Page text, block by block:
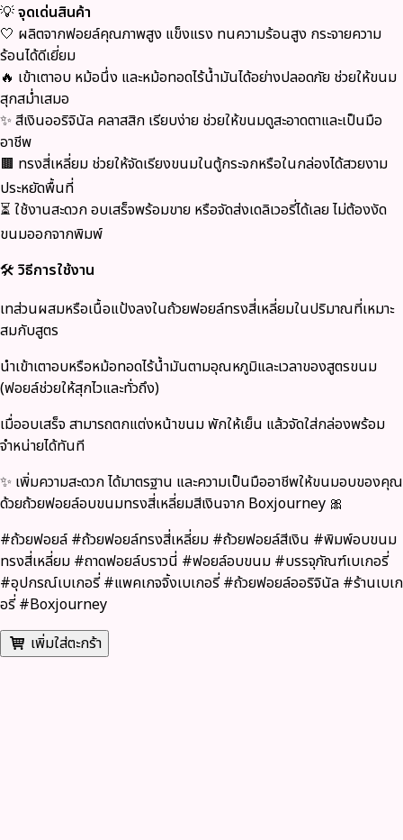
💡จุดเด่นสินค้า
🤍 ผลิตจากฟอยล์คุณภาพสูง แข็งแรง ทนความร้อนสูง กระจายความ
ร้อนได้ดีเยี่ยม
🔥 เข้าเตาอบ หม้อนึ่ง และหม้อทอดไร้น้ำมันได้อย่างปลอดภัย ช่วยให้ขนม
สุกสม่ำเสมอ
✨ สีเงินออริจินัล คลาสสิก เรียบง่าย ช่วยให้ขนมดูสะอาดตาและเป็นมือ
อาชีพ
🟫 ทรงสี่เหลี่ยม ช่วยให้จัดเรียงขนมในตู้กระจกหรือในกล่องได้สวยงาม
ประหยัดพื้นที่
⏳ ใช้งานสะดวก อบเสร็จพร้อมขาย หรือจัดส่งเดลิเวอรี่ได้เลย ไม่ต้องงัด
ขนมออกจากพิมพ์
🛠 วิธีการใช้งาน
เทส่วนผสมหรือเนื้อแป้งลงในถ้วยฟอยล์ทรงสี่เหลี่ยมในปริมาณที่เหมาะ
สมกับสูตร
นำเข้าเตาอบหรือหม้อทอดไร้น้ำมันตามอุณหภูมิและเวลาของสูตรขนม
(ฟอยล์ช่วยให้สุกไวและทั่วถึง)
เมื่ออบเสร็จ สามารถตกแต่งหน้าขนม พักให้เย็น แล้วจัดใส่กล่องพร้อม
จำหน่ายได้ทันที
✨ เพิ่มความสะดวก ได้มาตรฐาน และความเป็นมืออาชีพให้ขนมอบของคุณ
ด้วยถ้วยฟอยล์อบขนมทรงสี่เหลี่ยมสีเงินจาก Boxjourney 🎀
#ถ้วยฟอยล์ #ถ้วยฟอยล์ทรงสี่เหลี่ยม #ถ้วยฟอยล์สีเงิน #พิมพ์อบขนม
ทรงสี่เหลี่ยม #ถาดฟอยล์บราวนี่ #ฟอยล์อบขนม #บรรจุภัณฑ์เบเกอรี่
#อุปกรณ์เบเกอรี่ #แพคเกจจิ้งเบเกอรี่ #ถ้วยฟอยล์ออริจินัล #ร้านเบเก
อรี่ #Boxjourney
เพิ่มใส่ตะกร้า